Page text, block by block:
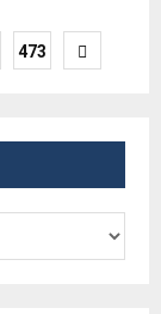
473